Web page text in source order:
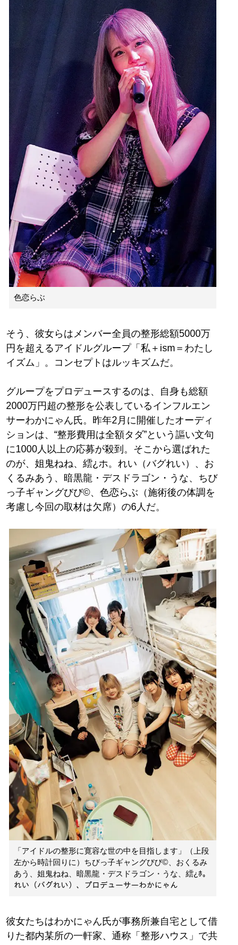
色恋らぶ
そう、彼女らはメンバー全員の整形総額5000万
円を超えるアイドルグループ「私＋ism＝わたし
イズム」。コンセプトはルッキズムだ。
グループをプロデュースするのは、自身も総額
2000万円超の整形を公表しているインフルエン
サーわかにゃん氏。昨年2月に開催したオーディ
ションは、“整形費用は全額タダ”という謳い文句
に1000人以上の応募が殺到。そこから選ばれた
のが、姐鬼ねね、繧¿ホ。れい（バグれい）、お
くるみあう、暗黒龍・デスドラゴン・うな、ちび
っ子ギャングびび©、色恋らぶ（施術後の体調を
考慮し今回の取材は欠席）の6人だ。
「アイドルの整形に寛容な世の中を目指します」（上段
左から時計回りに）ちびっ子ギャングびび©、おくるみ
あう、姐鬼ねね、暗黒龍・デスドラゴン・うな、繧¿ﾎ。
れい（バグれい）、プロデューサーわかにゃん
彼女たちはわかにゃん氏が事務所兼自宅として借
りた都内某所の一軒家、通称「整形ハウス」で共